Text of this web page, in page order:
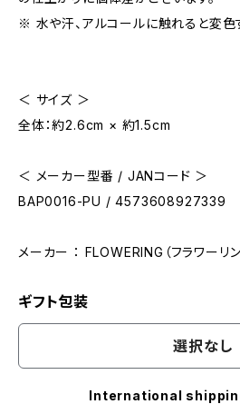
※ 水や汗、アルコールに触れると変色
＜ サイズ ＞
全体：約2.6cm × 約1.5cm
＜ メーカー型番 / JANコード ＞
BAP0016-PU / 4573608927339
メーカー ： FLOWERING（フラワーリン
ギフト包装
選択なし
International